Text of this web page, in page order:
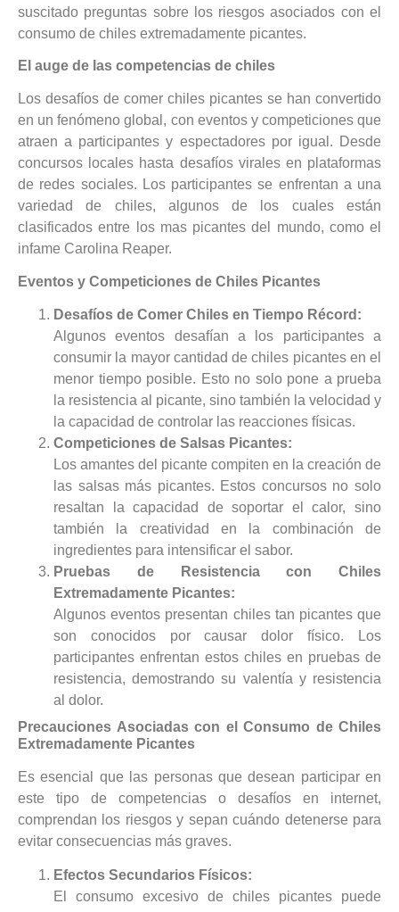
suscitado preguntas sobre los riesgos asociados con el
consumo de chiles extremadamente picantes.
El auge de las competencias de chiles
Los desafíos de comer chiles picantes se han convertido
en un fenómeno global, con eventos y competiciones que
atraen a participantes y espectadores por igual. Desde
concursos locales hasta desafíos virales en plataformas
de redes sociales. Los participantes se enfrentan a una
variedad de chiles, algunos de los cuales están
clasificados entre los mas picantes del mundo, como el
infame Carolina Reaper.
Eventos y Competiciones de Chiles Picantes
Desafíos de Comer Chiles en Tiempo Récord:
Algunos eventos desafían a los participantes a
consumir la mayor cantidad de chiles picantes en el
menor tiempo posible. Esto no solo pone a prueba
la resistencia al picante, sino también la velocidad y
la capacidad de controlar las reacciones físicas.
Competiciones de Salsas Picantes:
Los amantes del picante compiten en la creación de
las salsas más picantes. Estos concursos no solo
resaltan la capacidad de soportar el calor, sino
también la creatividad en la combinación de
ingredientes para intensificar el sabor.
Pruebas de Resistencia con Chiles
Extremadamente Picantes:
Algunos eventos presentan chiles tan picantes que
son conocidos por causar dolor físico. Los
participantes enfrentan estos chiles en pruebas de
resistencia, demostrando su valentía y resistencia
al dolor.
Precauciones Asociadas con el Consumo de Chiles
Extremadamente Picantes
Es esencial que las personas que desean participar en
este tipo de competencias o desafíos en internet,
comprendan los riesgos y sepan cuándo detenerse para
evitar consecuencias más graves.
Efectos Secundarios Físicos:
El consumo excesivo de chiles picantes puede